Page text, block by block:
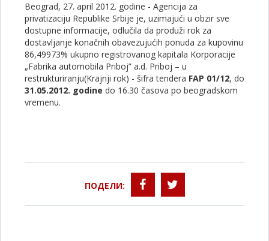
Beograd, 27. april 2012. godine - Agencija za
privatizaciju Republike Srbije je, uzimajući u obzir sve
dostupne informacije, odlučila da produži rok za
dostavljanje konačnih obavezujućih ponuda za kupovinu
86,49973% ukupno registrovanog kapitala Korporacije
„Fabrika automobila Priboj” a.d. Priboj – u
restrukturiranju(Krajnji rok) - šifra tendera FAP 01/12, do
31.05.2012. godine do 16.30 časova po beogradskom
vremenu.
ПОДЕЛИ: